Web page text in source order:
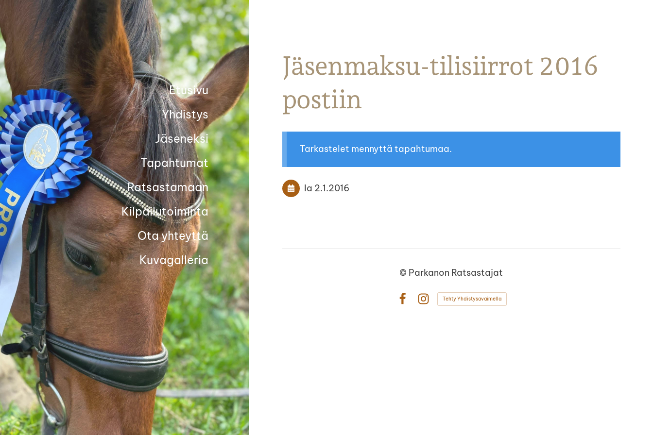
Siirry
sivun
sisältöön
Parkanon Ratsastajat
Etusivu
Yhdistys
Jäseneksi
Tapahtumat
Ratsastamaan
Kilpailutoiminta
Ota yhteyttä
Kuvagalleria
Jäsenmaksu-tilisiirrot 2016
postiin
Tarkastelet mennyttä tapahtumaa.
la 2.1.2016
© Parkanon Ratsastajat
Tehty Yhdistysavaimella